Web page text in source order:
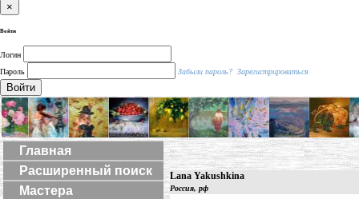
×
Войти
Логин
Пароль
Забыли пароль? Зарегистрироваться
Войти
Главная
Расширенный поиск
Мастера
Lana Yakushkina
Россия, рф